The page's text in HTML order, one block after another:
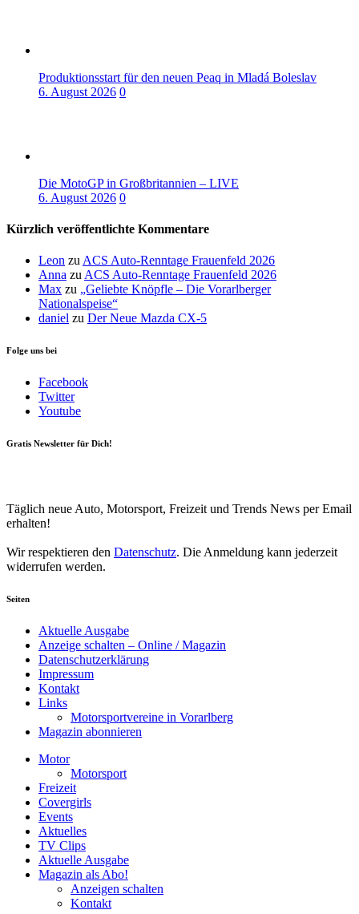
Produktionsstart für den neuen Peaq in Mladá Boleslav
6. August 2026 0
Die MotoGP in Großbritannien – LIVE
6. August 2026 0
Kürzlich veröffentlichte Kommentare
Leon zu ACS Auto-Renntage Frauenfeld 2026
Anna zu ACS Auto-Renntage Frauenfeld 2026
Max zu „Geliebte Knöpfle – Die Vorarlberger
Nationalspeise“
daniel zu Der Neue Mazda CX-5
Folge uns bei
Facebook
Twitter
Youtube
Gratis Newsletter für Dich!
Täglich neue Auto, Motorsport, Freizeit und Trends News per Email
erhalten!
Wir respektieren den Datenschutz. Die Anmeldung kann jederzeit
widerrufen werden.
Seiten
Aktuelle Ausgabe
Anzeige schalten – Online / Magazin
Datenschutzerklärung
Impressum
Kontakt
Links
Motorsportvereine in Vorarlberg
Magazin abonnieren
Motor
Motorsport
Freizeit
Covergirls
Events
Aktuelles
TV Clips
Aktuelle Ausgabe
Magazin als Abo!
Anzeigen schalten
Kontakt